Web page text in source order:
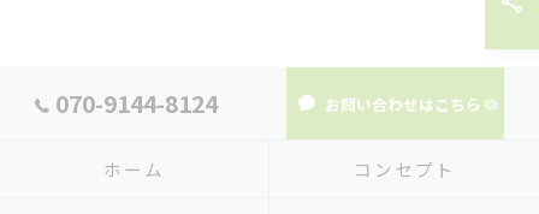
070-9144-8124 お問い合わせはこちら
ホーム コンセプト